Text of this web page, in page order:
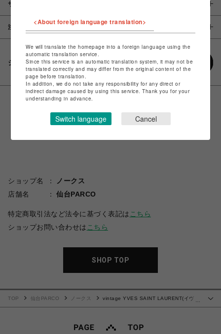
サイズ
注意事項
シェアする
ショップ名
ノークス
店舗名
仙台PARCO
特定商取引法など法令に基づく表記は こちら
ショップお問い合わせは こちら
SHOP TOP
TOP 仙台PARCO ノークス
vintage YVES SAINT LAURENT(イヴ・
<About foreign language translation>
We will translate the homepage into a foreign language using the
automatic translation service.
Since this service is an automatic translation system, it may not be
translated correctly and may differ from the original content of the
page before translation.
In addition, we do not take any responsibility for any direct or
indirect damage caused by using this service. Thank you for your
understanding in advance.
Switch language Cancel